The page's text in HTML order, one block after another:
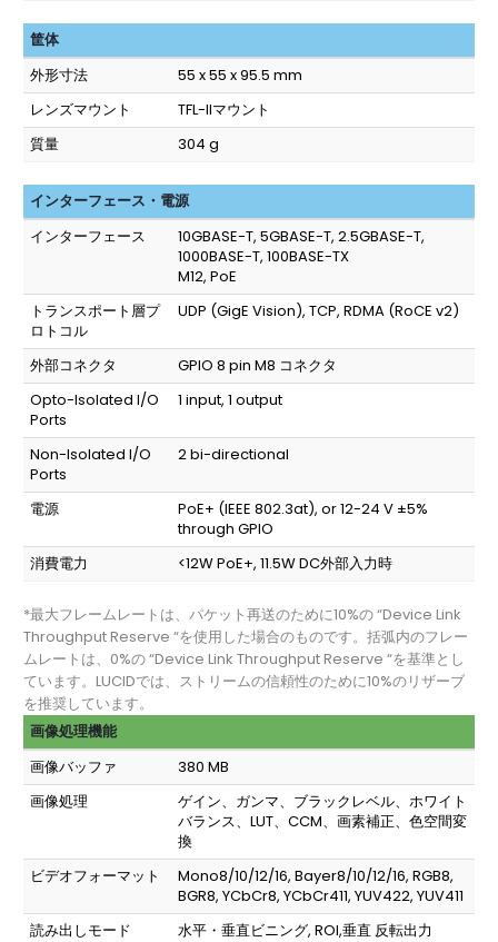
筐体
外形寸法
55 x 55 x 95.5 mm
レンズマウント
TFL-IIマウント
質量
304 g
インターフェース・電源
インターフェース
10GBASE-T, 5GBASE-T, 2.5GBASE-T,
1000BASE-T, 100BASE-TX
M12, PoE
トランスポート層プ
ロトコル
UDP (GigE Vision), TCP, RDMA (RoCE v2)
外部コネクタ
GPIO 8 pin M8 コネクタ
Opto-Isolated I/O
Ports
1 input, 1 output
Non-Isolated I/O
Ports
2 bi-directional
電源
PoE+ (IEEE 802.3at), or 12-24 V ±5%
through GPIO
消費電力
<12W PoE+, 11.5W DC外部入力時
*最大フレームレートは、パケット再送のために10%の “Device Link
Throughput Reserve “を使用した場合のものです。括弧内のフレー
ムレートは、0%の “Device Link Throughput Reserve “を基準とし
ています。LUCIDでは、ストリームの信頼性のために10%のリザーブ
を推奨しています。
画像処理機能
画像バッファ
380 MB
画像処理
ゲイン、ガンマ、ブラックレベル、ホワイト
バランス、LUT、CCM、画素補正、色空間変
換
ビデオフォーマット
Mono8/10/12/16, Bayer8/10/12/16, RGB8,
BGR8, YCbCr8, YCbCr411, YUV422, YUV411
読み出しモード
水平・垂直ビニング, ROI,垂直 反転出力